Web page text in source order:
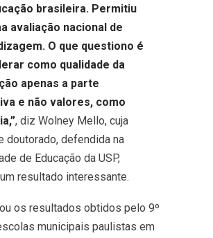
brasileira. Permitiu
avaliação nacional de
O que questiono é
como qualidade da
apenas a parte
e não valores, como
, diz Wolney Mello, cuja
doutorado, defendida na
de Educação da USP,
resultado interessante.
os resultados obtidos pelo 9º
municipais paulistas em